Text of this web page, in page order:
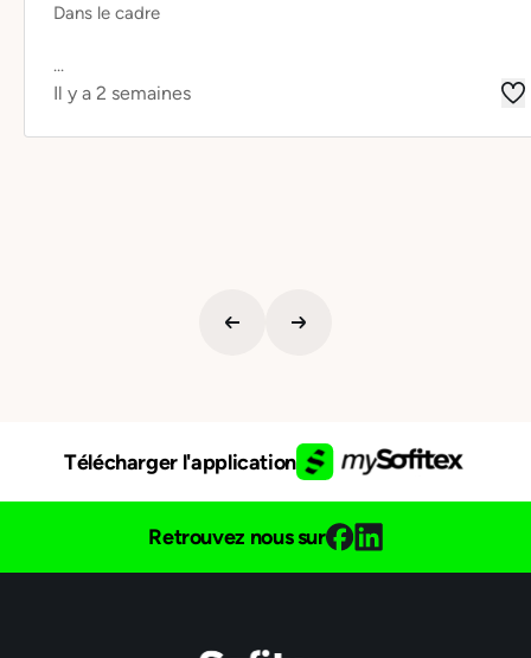
Dans le cadre
...
Il y a 2 semaines
Télécharger l'application
Retrouvez nous sur